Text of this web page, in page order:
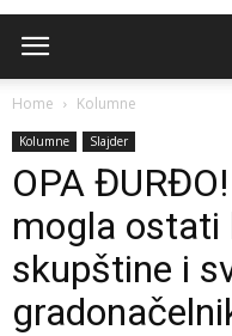
Home Kolumne
Kolumne Slajder
OPA
mogla ostati
skupštine i